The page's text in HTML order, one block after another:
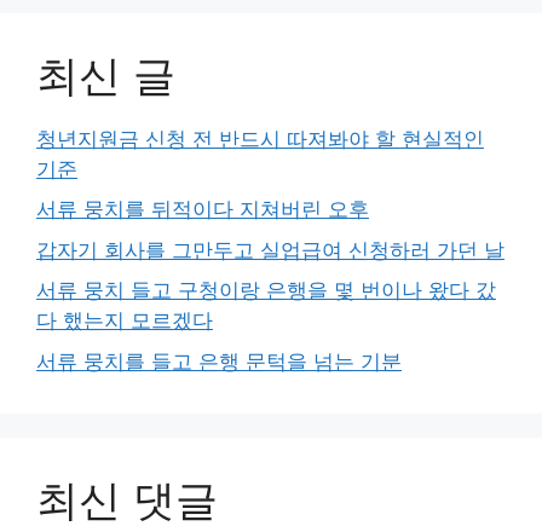
최신 글
청년지원금 신청 전 반드시 따져봐야 할 현실적인
기준
서류 뭉치를 뒤적이다 지쳐버린 오후
갑자기 회사를 그만두고 실업급여 신청하러 가던 날
서류 뭉치 들고 구청이랑 은행을 몇 번이나 왔다 갔
다 했는지 모르겠다
서류 뭉치를 들고 은행 문턱을 넘는 기분
최신 댓글